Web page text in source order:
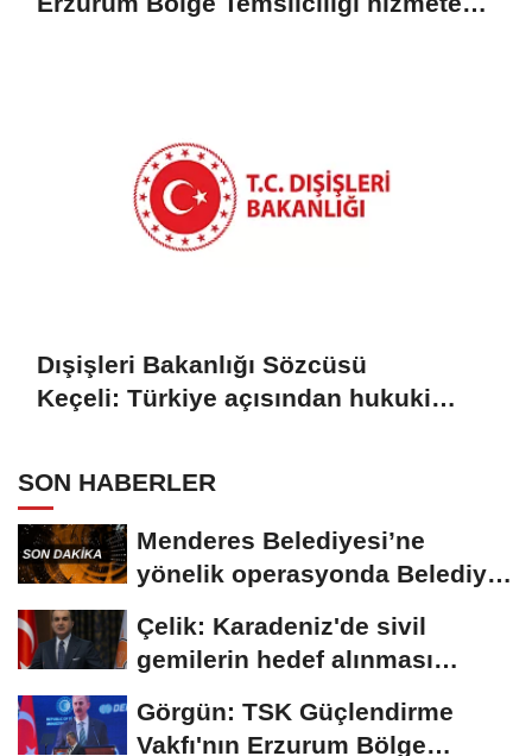
Dışişleri Bakanlığı Sözcüsü
Keçeli: Türkiye açısından hukuki
SON HABERLER
Menderes Belediyesi’ne
yönelik operasyonda Belediye
Çelik: Karadeniz'de sivil
gemilerin hedef alınması
Görgün: TSK Güçlendirme
Vakfı'nın Erzurum Bölge